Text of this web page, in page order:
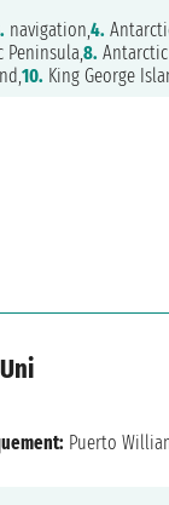
navigation,4.
Peninsula,8.
10. King George
Puerto